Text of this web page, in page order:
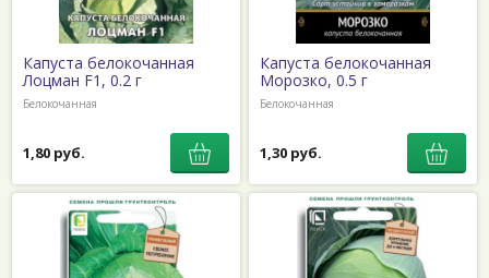
Капуста белокочанная
Лоцман F1, 0.2 г
Белокочанная
1,80 руб.
Капуста белокочанная
Морозко, 0.5 г
Белокочанная
1,30 руб.